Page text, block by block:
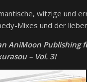
witzige und
Mixes und der
AniMoon Publishing
– Vol. 3!